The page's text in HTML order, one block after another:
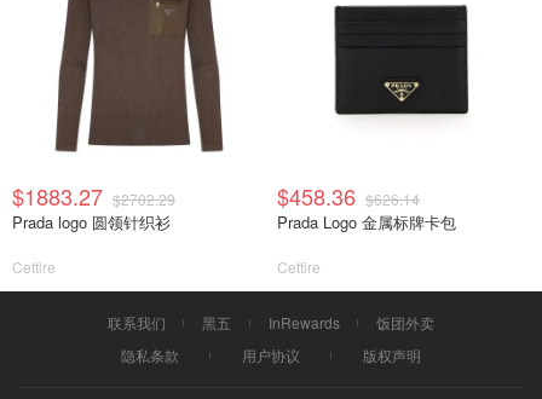
$1883.27 $2702.29
Prada logo 圆领针织衫
Cettire
$458.36 $626.14
Prada Logo 金属标牌卡包
Cettire
联系我们 黑五 InRewards
饭团外卖
隐私条款
用户协议 版权声明